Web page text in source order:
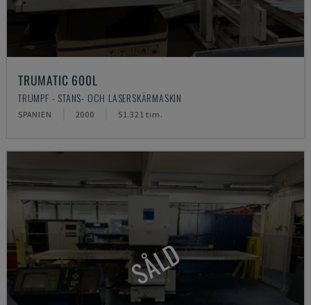
TRUMATIC 600L
TRUMPF - STANS- OCH LASERSKÄRMASKIN
SPANIEN 2000 51.321 tim.
SÅLD